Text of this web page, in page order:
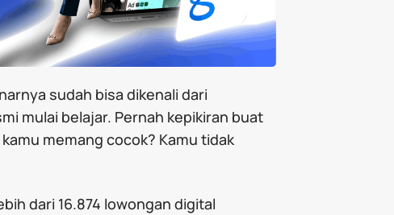
sudah bisa dikenali dari
mulai belajar. Pernah kepikiran buat
memang cocok? Kamu tidak
dari 16.874 lowongan digital